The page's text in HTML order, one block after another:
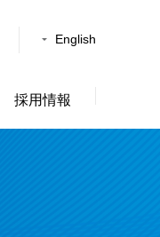
English
採用情報